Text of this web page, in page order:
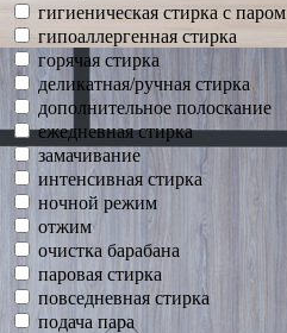
гигиеническая стирка с паром
гипоаллергенная стирка
горячая стирка
деликатная/ручная стирка
дополнительное полоскание
ежедневная стирка
замачивание
интенсивная стирка
ночной режим
отжим
очистка барабана
паровая стирка
повседневная стирка
подача пара